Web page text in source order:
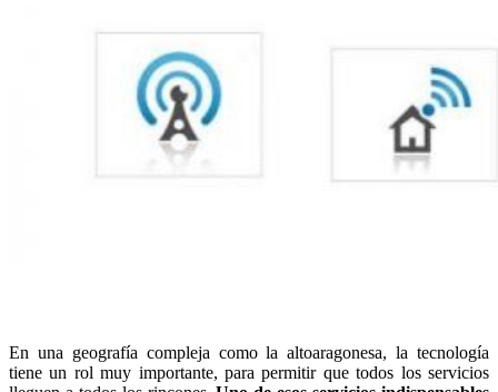
En una geografía compleja como la altoaragonesa, la tecnología
tiene un rol muy importante, para permitir que todos los servicios